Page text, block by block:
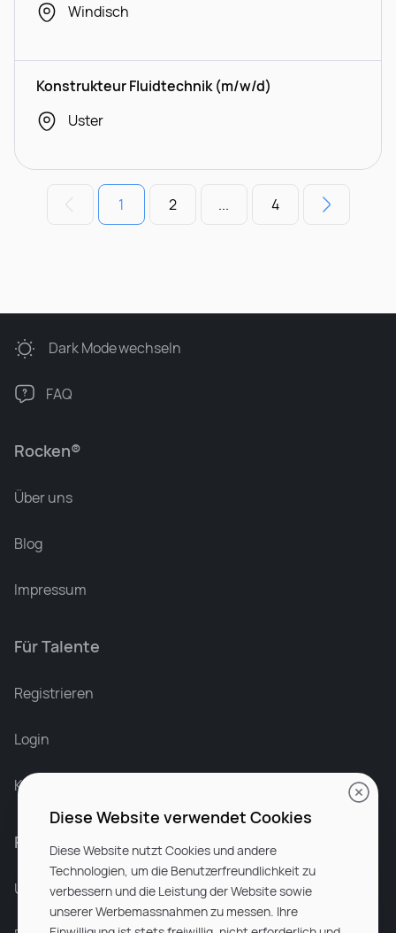
Windisch
Konstrukteur Fluidtechnik (m/w/d)
Uster
1 2 ... 4
Rocken®
Über uns
Blog
Impressum
Für Talente
Registrieren
Login
Karriere bei Rocken
Für Unternehmen
Unsere Dienstleistungen
Dark Modewechseln
FAQ
Diese Website verwendet Cookies
Diese Website nutzt Cookies und andere
Technologien, um die Benutzerfreundlichkeit zu
verbessern und die Leistung der Website sowie
unserer Werbemassnahmen zu messen. Ihre